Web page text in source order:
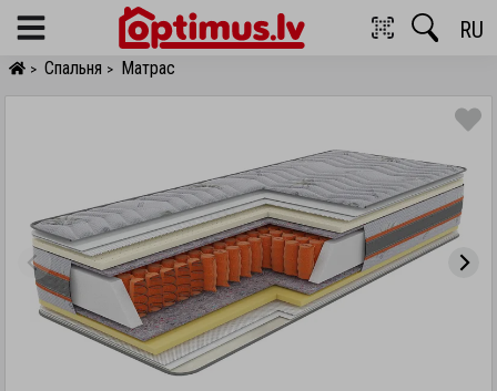
Menu RU
> Спальня > Матрас